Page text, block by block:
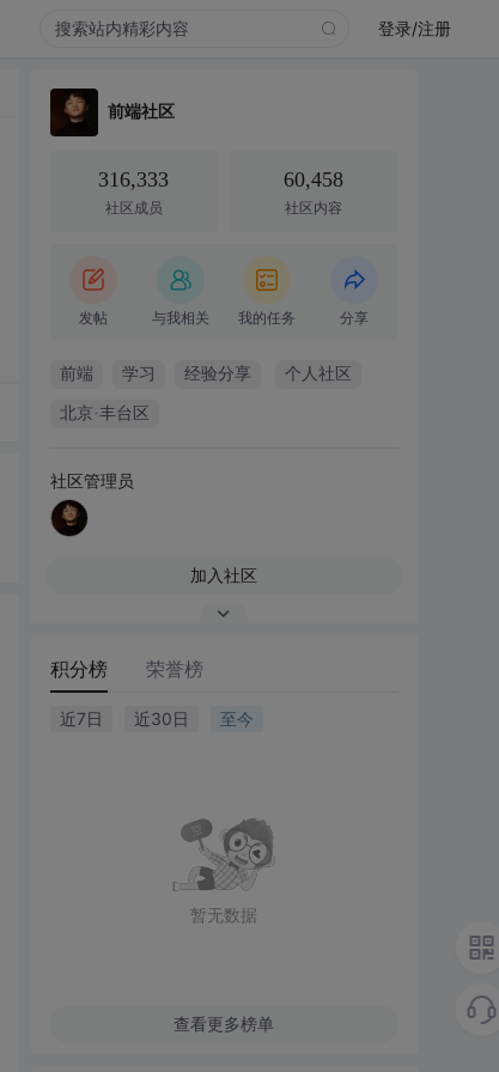
登录/注册
前端社区
316,333
社区成员
60,458
社区内容
发帖 与我相关 我的任务 分享
前端 学习 经验分享 个人社区
北京·丰台区
社区管理员
加入社区
积分榜 荣誉榜
近7日 近30日 至今
暂无数据
查看更多榜单